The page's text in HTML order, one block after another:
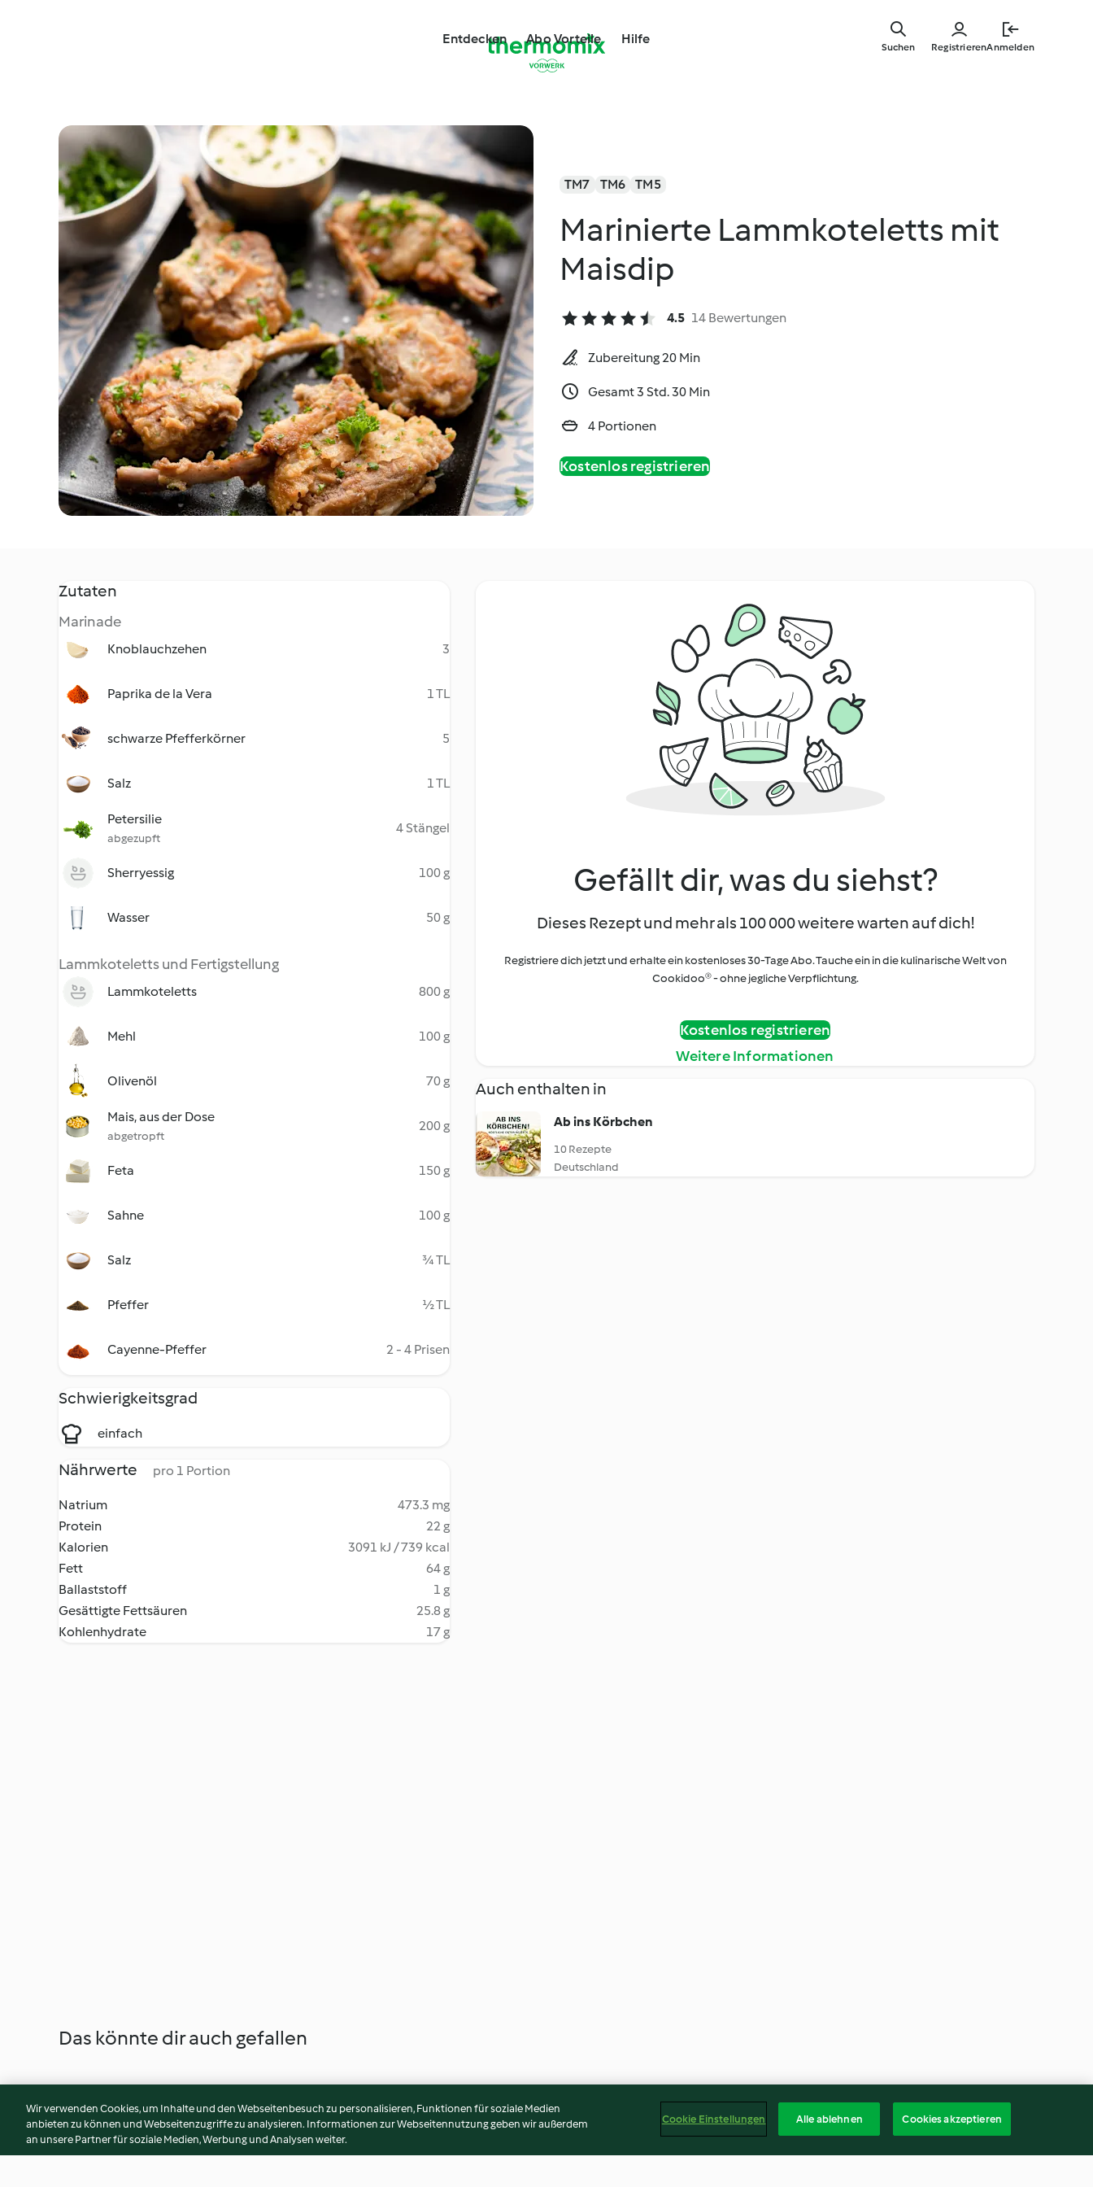
springen
Entdecken Abo Vorteile Hilfe
RegistrierenAnmelden
Suchen
TM7 TM6 TM5
Marinierte Lammkoteletts mit
Maisdip
4.5 14 Bewertungen
Zubereitung 20 Min
Gesamt 3 Std. 30 Min
4 Portionen
Kostenlos registrieren
Zutaten
Marinade
Knoblauchzehen 3
Paprika de la Vera 1 TL
schwarze Pfefferkörner 5
Salz 1 TL
Petersilie
abgezupft
4 Stängel
Sherryessig 100 g
Wasser 50 g
Lammkoteletts und Fertigstellung
Lammkoteletts 800 g
Mehl 100 g
Olivenöl 70 g
Mais, aus der Dose
abgetropft
200 g
Feta 150 g
Sahne 100 g
Salz ¾ TL
Pfeffer ½ TL
Cayenne-Pfeffer 2 - 4 Prisen
Schwierigkeitsgrad
einfach
Nährwerte pro 1 Portion
Natrium
473.3 mg
Protein
22 g
Kalorien
3091 kJ / 739 kcal
Fett
64 g
Ballaststoff
1 g
Gesättigte Fettsäuren
25.8 g
Kohlenhydrate
17 g
Gefällt dir, was du siehst?
Dieses Rezept und mehr als 100 000 weitere warten auf dich!
Registriere dich jetzt und erhalte ein kostenloses 30-Tage Abo. Tauche ein in die kulinarische Welt von
Cookidoo® - ohne jegliche Verpflichtung.
Kostenlos registrieren
Weitere Informationen
Auch enthalten in
Ab ins Körbchen
10 Rezepte
Deutschland
Das könnte dir auch gefallen
Wir verwenden Cookies, um Inhalte und den Webseitenbesuch zu personalisieren, Funktionen für soziale Medien
anbieten zu können und Webseitenzugriffe zu analysieren. Informationen zur Webseitennutzung geben wir außerdem
an unsere Partner für soziale Medien, Werbung und Analysen weiter.
Cookie Einstellungen Alle ablehnen Cookies akzeptieren